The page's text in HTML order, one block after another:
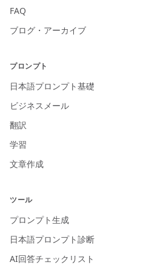
FAQ
ブログ・アーカイブ
プロンプト
日本語プロンプト基礎
ビジネスメール
翻訳
学習
文章作成
ツール
プロンプト生成
日本語プロンプト診断
AI回答チェックリスト